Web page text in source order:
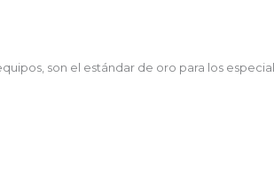
son el estándar de oro para los